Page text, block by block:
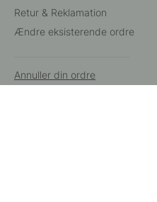
Retur & Reklamation
Ændre eksisterende ordre
Annuller din ordre